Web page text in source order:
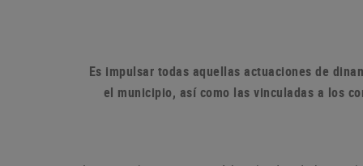
Es impulsar todas aquellas actuaciones de
el municipio, así como las vinculadas a los